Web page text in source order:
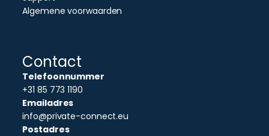
Algemene voorwaarden
Contact
Telefoonnummer
+31 85 773 1190
Emailadres
info@private-connect.eu
Postadres